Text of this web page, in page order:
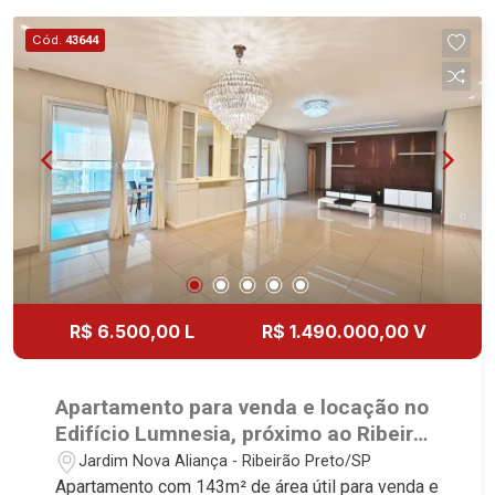
imobiliário desde 2000! Avenida João Fiúsa,
1051 - Alto da Boa Vista | Ribeirão Preto.
Cód. 43644
R$ 6.500,00 L R$ 1.490.000,00 V
Apartamento para venda e locação no
Edifício Lumnesia, próximo ao Ribeirão
Shopping - Ribeirão Preto/SP.
Jardim Nova Aliança - Ribeirão Preto/SP
Apartamento com 143m² de área útil para venda e